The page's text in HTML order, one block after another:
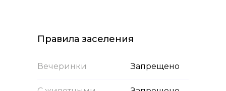
Правила заселения
Вечеринки Запрещено